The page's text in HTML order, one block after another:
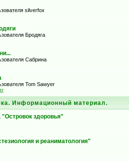
silverfox
Бродяга
Сабрина
Tom Sawyer
Информационный материал.
"Островок здоровья"
и реаниматология"